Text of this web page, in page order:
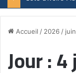
Accueil / 2026 / juin
Jour :4